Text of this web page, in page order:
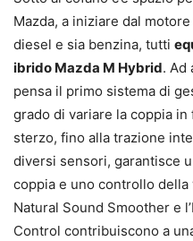
Mazda, a iniziare dal
diesel e sia benzina, tutti
ibrido Mazda M Hybrid. Ad
pensa il primo sistema di
grado di variare la coppia
sterzo, fino alla trazione
diversi sensori, garantisce
coppia e uno controllo
Natural Sound Smoother e
Control contribuiscono a